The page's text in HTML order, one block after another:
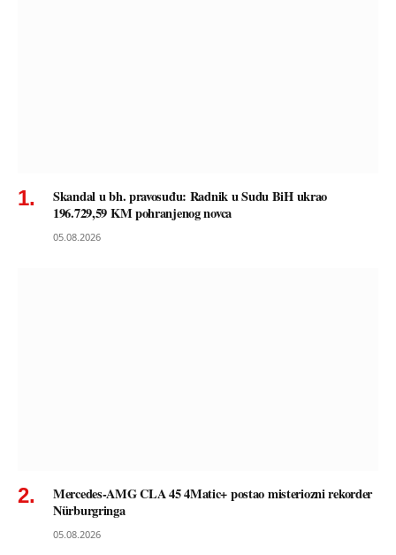
Skandal u bh. pravosuđu: Radnik u Sudu BiH ukrao
196.729,59 KM pohranjenog novca
05.08.2026
Mercedes-AMG CLA 45 4Matic+ postao misteriozni rekorder
Nürburgringa
05.08.2026